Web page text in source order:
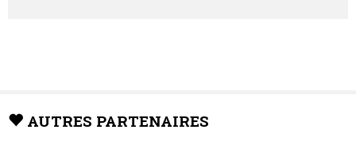
AUTRES PARTENAIRES